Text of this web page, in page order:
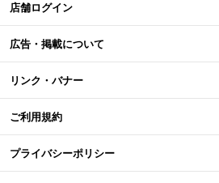
上野・鶯谷・神田・秋葉原
錦糸町・葛西・葛飾
立川・八王子・町田
栃木県
群馬県
滋賀県
奈良県
和歌山県
新潟県
岐阜県
三重県
山梨県
長野県
広島県
岡山県
鳥取県
島根県
山口県
九州・沖縄全域
福岡県
熊本県
佐賀県
長崎県
店舗ログイン
広告・掲載について
リンク・バナー
ご利用規約
プライバシーポリシー